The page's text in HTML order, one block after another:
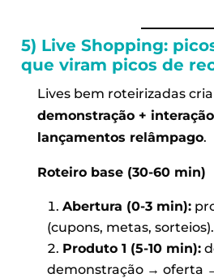
5) Live Shopping:
que viram picos de
Lives bem roteirizadas
demonstração + interação
lançamentos relâmpago.
Roteiro base (30-60 min)
Abertura (0-3 min):
(cupons, metas, sorteios).
Produto 1 (5-10 min):
demonstração → oferta